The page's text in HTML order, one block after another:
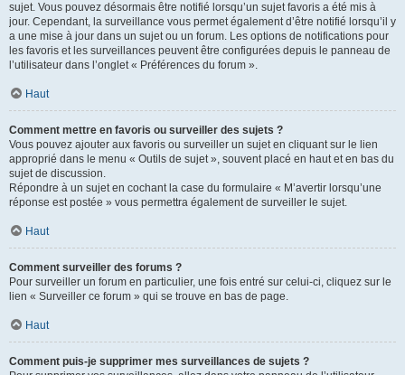
sujet. Vous pouvez désormais être notifié lorsqu’un sujet favoris a été mis à
jour. Cependant, la surveillance vous permet également d’être notifié lorsqu’il y
a une mise à jour dans un sujet ou un forum. Les options de notifications pour
les favoris et les surveillances peuvent être configurées depuis le panneau de
l’utilisateur dans l’onglet « Préférences du forum ».
Haut
Comment mettre en favoris ou surveiller des sujets ?
Vous pouvez ajouter aux favoris ou surveiller un sujet en cliquant sur le lien
approprié dans le menu « Outils de sujet », souvent placé en haut et en bas du
sujet de discussion.
Répondre à un sujet en cochant la case du formulaire « M’avertir lorsqu’une
réponse est postée » vous permettra également de surveiller le sujet.
Haut
Comment surveiller des forums ?
Pour surveiller un forum en particulier, une fois entré sur celui-ci, cliquez sur le
lien « Surveiller ce forum » qui se trouve en bas de page.
Haut
Comment puis-je supprimer mes surveillances de sujets ?